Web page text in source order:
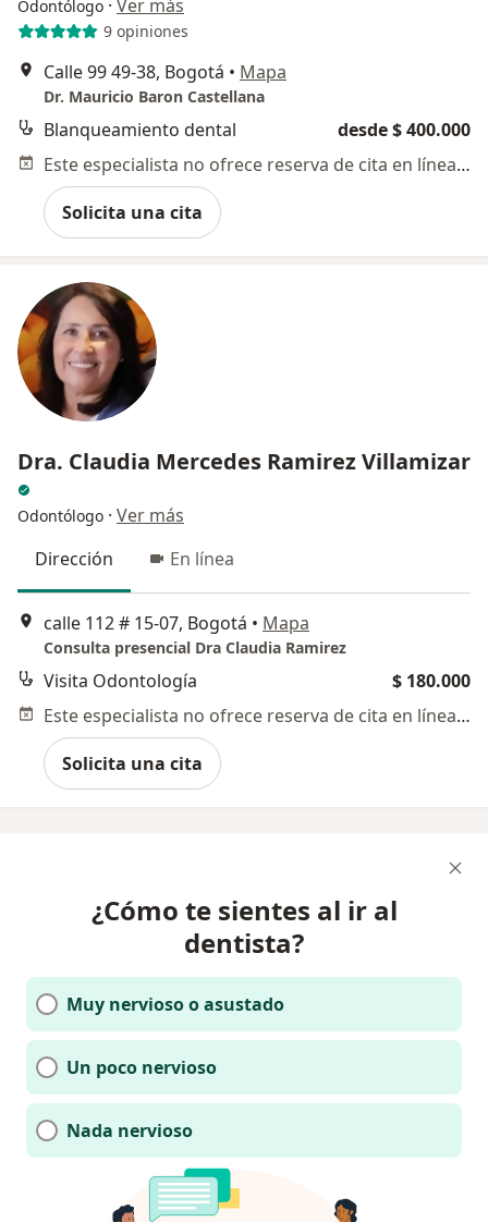
Odontólogo · Ver más
9 opiniones
Calle 99 49-38, Bogotá • Mapa
Dr. Mauricio Baron Castellana
Blanqueamiento dental
desde $ 400.000
Este especialista no ofrece reserva de cita en línea en esta dirección.
Solicita una cita
Dra. Claudia Mercedes Ramirez Villamizar
Odontólogo · Ver más
Dirección
En línea
calle 112 # 15-07, Bogotá • Mapa
Consulta presencial Dra Claudia Ramirez
Visita Odontología
$ 180.000
Este especialista no ofrece reserva de cita en línea en esta dirección.
Solicita una cita
¿Cómo te sientes al ir al
dentista?
Muy nervioso o asustado
Un poco nervioso
Nada nervioso